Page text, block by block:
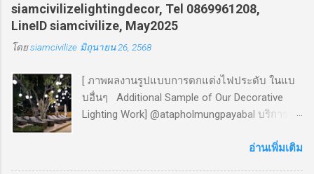
siamcivilizelightingdecor, Tel 0869961208,
LineID siamcivilize, May2025
โดยsiamcivilize มิถุนายน 26, 2568
[ ภาพผลงานรูปแบบการตกแต่งไฟประดับ ในแบ
บอื่นๆ Additional Sample of Our Decorative
Lighting Work] @atapholmungpayabal บริการ
แต่ง #งานแต่งงาน , #wedding decoration by
อ่านเพิ่มเติม